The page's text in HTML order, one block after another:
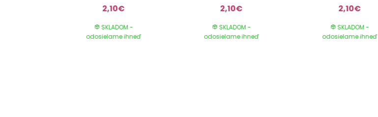
2,10€
SKLADOM -
odosielame ihneď
2,10€
SKLADOM -
odosielame ihneď
2,10€
SKLADOM -
odosielame ihneď